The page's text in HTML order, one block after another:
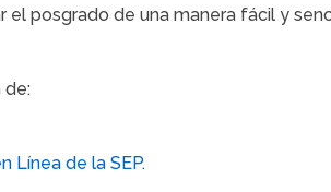
el posgrado de una manera fácil y
de:
Línea de la SEP.